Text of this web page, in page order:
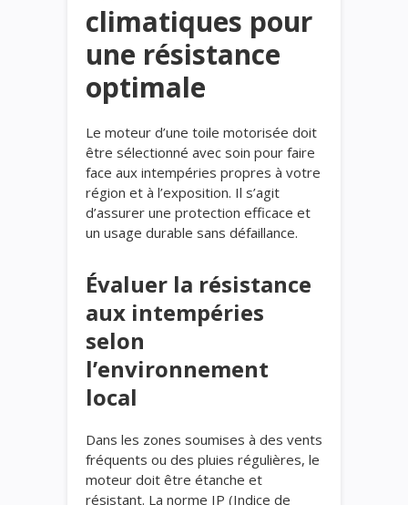
climatiques pour
une résistance
optimale
Le moteur d’une toile motorisée doit
être sélectionné avec soin pour faire
face aux intempéries propres à votre
région et à l’exposition. Il s’agit
d’assurer une protection efficace et
un usage durable sans défaillance.
Évaluer la résistance
aux intempéries
selon
l’environnement
local
Dans les zones soumises à des vents
fréquents ou des pluies régulières, le
moteur doit être étanche et
résistant. La norme IP (Indice de